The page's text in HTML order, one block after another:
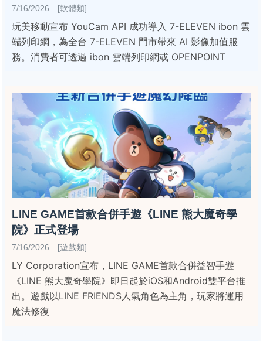
7/16/2026 [軟體類]
玩美移動宣布 YouCam API 成功導入 7-ELEVEN ibon 雲
端列印網，為全台 7-ELEVEN 門市帶來 AI 影像加值服
務。消費者可透過 ibon 雲端列印網或 OPENPOINT
LINE GAME首款合併手遊《LINE 熊大魔奇學
院》正式登場
7/16/2026 [遊戲類]
LY Corporation宣布，LINE GAME首款合併益智手遊
《LINE 熊大魔奇學院》即日起於iOS和Android雙平台推
出。遊戲以LINE FRIENDS人氣角色為主角，玩家將運用
魔法修復